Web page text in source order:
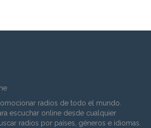
radios de todo el mundo.
escuchar online desde cualquier
radios por países, géneros e idiomas.